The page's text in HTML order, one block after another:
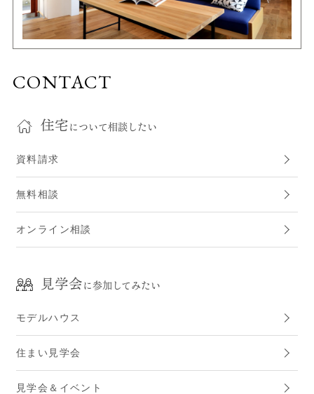
CONTACT
住宅について相談したい
資料請求
無料相談
オンライン相談
見学会に参加してみたい
モデルハウス
住まい見学会
見学会＆イベント